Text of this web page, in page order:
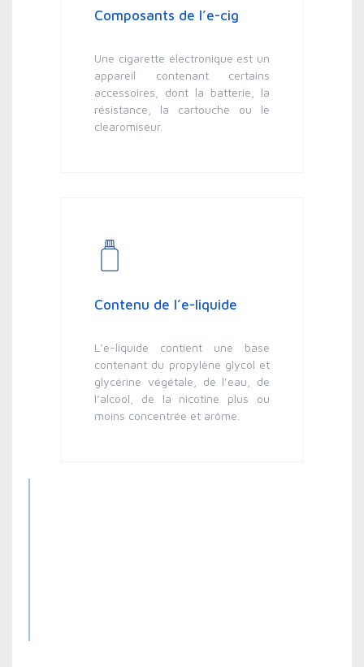
Composants de l’e-cig
Une cigarette électronique est un
appareil contenant certains
accessoires, dont la batterie, la
résistance, la cartouche ou le
clearomiseur.
Contenu de l’e-liquide
L’e-liquide contient une base
contenant du propylène glycol et
glycérine végétale, de l’eau, de
l’alcool, de la nicotine plus ou
moins concentrée et arôme.